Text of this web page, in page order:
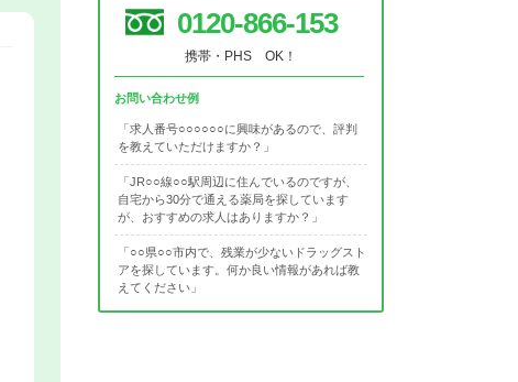
0120-866-153
携帯・PHS OK！
お問い合わせ例
「求人番号○○○○○○に興味があるので、評判
を教えていただけますか？」
「JR○○線○○駅周辺に住んでいるのですが、
自宅から30分で通える薬局を探しています
が、おすすめの求人はありますか？」
「○○県○○市内で、残業が少ないドラッグスト
アを探しています。何か良い情報があれば教
えてください」